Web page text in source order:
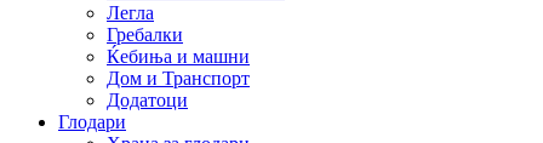
Легла
Гребалки
Ќебиња и машни
Дом и Транспорт
Додатоци
Глодари